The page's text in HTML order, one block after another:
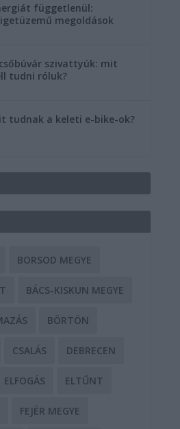
függetlenül:
megoldások
szivattyúk: mit
tudni róluk?
tudnak a keleti e-bike-ok?
BORSOD MEGYE
BÁCS-KISKUN MEGYE
BÖRTÖN
CSALÁS DEBRECEN
ELFOGÁS ELTŰNT
FEJÉR MEGYE